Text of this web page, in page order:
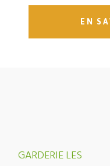
EN
GARDERIE LES